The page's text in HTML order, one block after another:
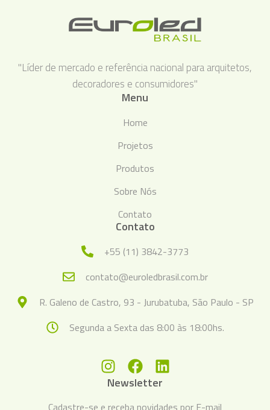
"Líder de mercado e referência nacional para arquitetos,
decoradores e consumidores"
Menu
Home
Projetos
Produtos
Sobre Nós
Contato
Contato
+55 (11) 3842-3773
contato@euroledbrasil.com.br
R. Galeno de Castro, 93 - Jurubatuba, São Paulo - SP
Segunda a Sexta das 8:00 às 18:00hs.
Newsletter
Cadastre-se e receba novidades por E-mail